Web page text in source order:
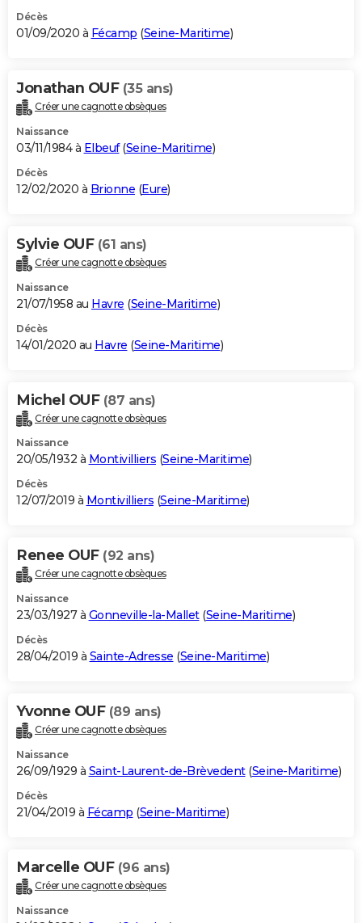
Décès
01/09/2020 à Fécamp (Seine-Maritime)
Jonathan OUF (35 ans)
Créer une cagnotte obsèques
Naissance
03/11/1984 à Elbeuf(Seine-Maritime)
Décès
12/02/2020 à Brionne (Eure)
Sylvie OUF (61 ans)
Créer une cagnotte obsèques
Naissance
21/07/1958 au Havre (Seine-Maritime)
Décès
14/01/2020 au Havre (Seine-Maritime)
Michel OUF (87 ans)
Créer une cagnotte obsèques
Naissance
20/05/1932 à Montivilliers (Seine-Maritime)
Décès
12/07/2019 à Montivilliers (Seine-Maritime)
Renee OUF (92 ans)
Créer une cagnotte obsèques
Naissance
23/03/1927 à Gonneville-la-Mallet(Seine-Maritime)
Décès
28/04/2019 à Sainte-Adresse (Seine-Maritime)
Yvonne OUF (89 ans)
Créer une cagnotte obsèques
Naissance
26/09/1929 à Saint-Laurent-de-Brèvedent(Seine-Maritime)
Décès
21/04/2019 à Fécamp (Seine-Maritime)
Marcelle OUF (96 ans)
Créer une cagnotte obsèques
Naissance